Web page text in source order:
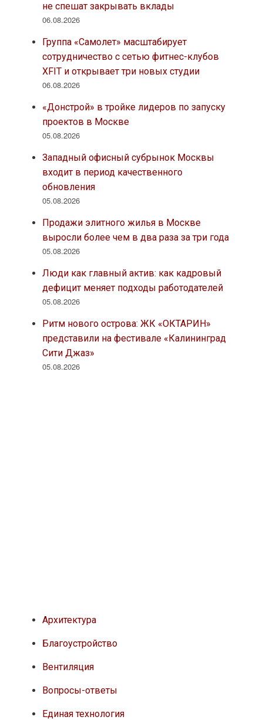
не спешат закрывать вклады
06.08.2026
Группа «Самолет» масштабирует
сотрудничество с сетью фитнес-клубов
XFIT и открывает три новых студии
06.08.2026
«Донстрой» в тройке лидеров по запуску
проектов в Москве
05.08.2026
Западный офисный субрынок Москвы
входит в период качественного
обновления
05.08.2026
Продажи элитного жилья в Москве
выросли более чем в два раза за три года
05.08.2026
Люди как главный актив: как кадровый
дефицит меняет подходы работодателей
05.08.2026
Ритм нового острова: ЖК «ОКТАРИН»
представили на фестивале «Калининград
Сити Джаз»
05.08.2026
Архитектура
Благоустройство
Вентиляция
Вопросы-ответы
Единая технология